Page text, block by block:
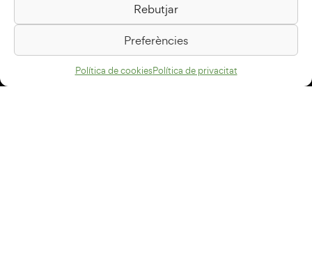
Rebutjar
Preferències
Política de cookiesPolítica de privacitat
Passeig de la Generalitat, 1
08500 Vic